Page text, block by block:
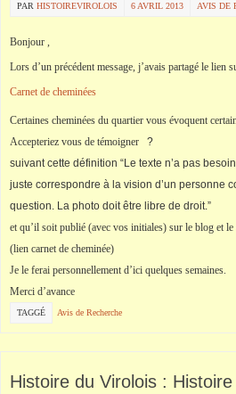
PAR HISTOIREVIROLOIS 6 AVRIL 2013 AVIS DE
Bonjour ,
Lors d’un précédent message, j’avais partagé le lien
Carnet de cheminées
Certaines cheminées du quartier vous évoquent
Accepteriez vous de témoigner
?
suivant cette définition “Le texte n’a pas
juste correspondre à la vision d’un personne
question. La photo doit être libre de droit.”
et qu’il soit publié (avec vos initiales) sur le blog et le
(lien carnet de cheminée)
Je le ferai personnellement d’ici quelques semaines.
Merci d’avance
TAGGÉ Avis de Recherche
Histoire du Virolois :